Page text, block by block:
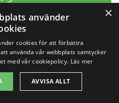
för
×
använder
cookies för att förbättra
använda vår webbplats samtycker
med vår cookiepolicy. Läs mer
AVVISA ALLT